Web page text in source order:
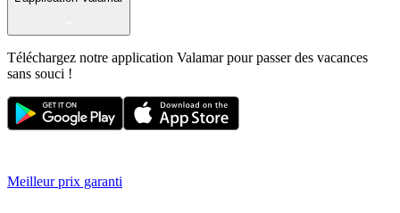
Téléchargez notre application Valamar pour passer des vacances
sans souci !
Meilleur prix garanti